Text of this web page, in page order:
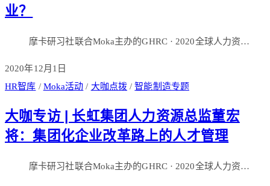
业？
摩卡研习社联合Moka主办的GHRC · 2020全球人力资…
2020年12月1日
HR智库 / Moka活动 / 大咖点拨 /智能制造专题
大咖专访 | 长虹集团人力资源总监董宏
将：集团化企业改革路上的人才管理
摩卡研习社联合Moka主办的GHRC · 2020全球人力资…